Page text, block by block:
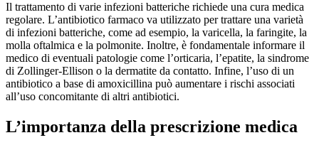
Il trattamento di varie infezioni batteriche richiede una cura medica
regolare. L’antibiotico farmaco va utilizzato per trattare una varietà
di infezioni batteriche, come ad esempio, la varicella, la faringite, la
molla oftalmica e la polmonite. Inoltre, è fondamentale informare il
medico di eventuali patologie come l’orticaria, l’epatite, la sindrome
di Zollinger-Ellison o la dermatite da contatto. Infine, l’uso di un
antibiotico a base di amoxicillina può aumentare i rischi associati
all’uso concomitante di altri antibiotici.
L’importanza della prescrizione medica